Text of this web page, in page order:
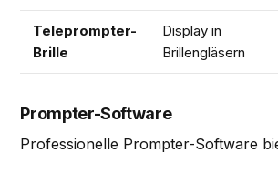
Teleprompter-
Brille
Display in
Brillengläsern
Prompter-Software
Professionelle Prompter-Software